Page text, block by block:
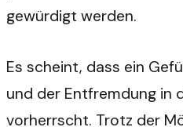
gewürdigt werden.
Es scheint, dass ein
und der Entfremdung in
vorherrscht. Trotz der